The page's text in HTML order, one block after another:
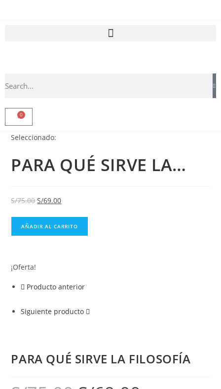
0
Seleccionado:
PARA QUÉ SIRVE LA…
S/75.00 S/69.00
AÑADIR AL CARRITO
¡Oferta!
Producto anterior
Siguiente producto
PARA QUÉ SIRVE LA FILOSOFÍA